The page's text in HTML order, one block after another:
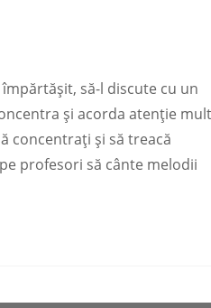
să-l discute cu un
și acorda atenție mult
concentrați și să treacă
profesori să cânte melodii